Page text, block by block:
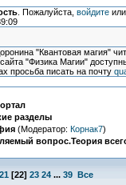
. Пожалуйста, войдитеили
"Квантовая магия"
"Физика Магии"
просьба писать на почту
разделы
(Модератор: Корнак7)
вопрос.Теория
21 [22] 23 24 ... 39 Все